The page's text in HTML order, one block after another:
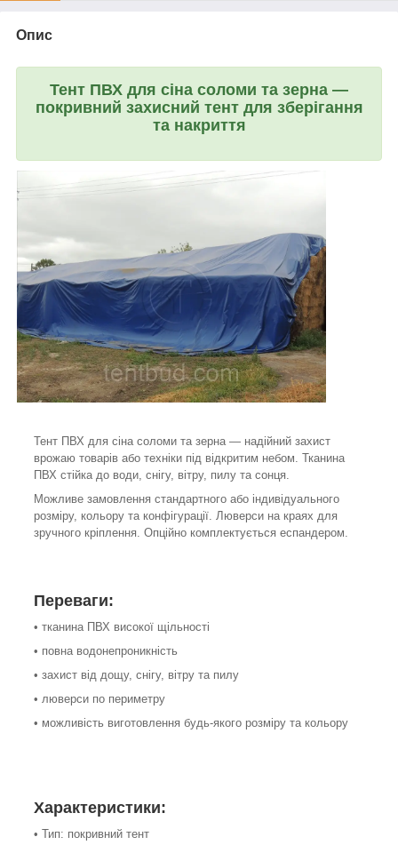
Опис
Тент ПВХ для сіна соломи та зерна —
покривний захисний тент для зберігання
та накриття
Тент ПВХ для сіна соломи та зерна — надійний захист
врожаю товарів або техніки під відкритим небом. Тканина
ПВХ стійка до води, снігу, вітру, пилу та сонця.
Можливе замовлення стандартного або індивідуального
розміру, кольору та конфігурації. Люверси на краях для
зручного кріплення. Опційно комплектується еспандером.
Переваги:
• тканина ПВХ високої щільності
• повна водонепроникність
• захист від дощу, снігу, вітру та пилу
• люверси по периметру
• можливість виготовлення будь-якого розміру та кольору
Характеристики:
• Тип: покривний тент